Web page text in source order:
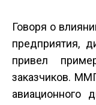
Говоря о
предприятия,
привел
заказчиков.
авиационного